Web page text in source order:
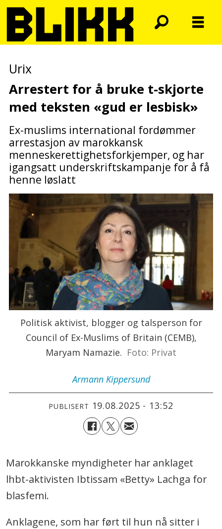
Urix
Arrestert for å bruke t-skjorte
med teksten «gud er lesbisk»
Ex-muslims international fordømmer
arrestasjon av marokkansk
menneskerettighetsforkjemper, og har
igangsatt underskriftskampanje for å få
henne løslatt
Politisk aktivist, blogger og talsperson for
Council of Ex-Muslims of Britain (CEMB),
Maryam Namazie. Foto: Privat
Armann Kippersund
PUBLISERT 19.08.2025 - 13:52
Marokkanske myndigheter har anklaget
lhbt-aktivisten Ibtissam «Betty» Lachga for
blasfemi.
Anklagene, som har ført til hun nå sitter i